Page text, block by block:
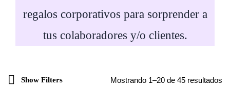
regalos corporativos para sorprender a
tus colaboradores y/o clientes.
Show Filters Mostrando 1–20 de 45 resultados